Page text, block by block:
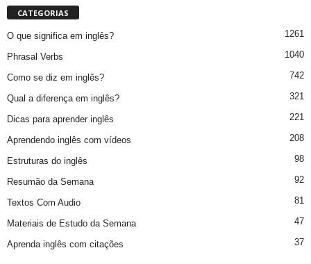
CATEGORIAS
O que significa em inglês? 1261
Phrasal Verbs 1040
Como se diz em inglês? 742
Qual a diferença em inglês? 321
Dicas para aprender inglês 221
Aprendendo inglês com vídeos 208
Estruturas do inglês 98
Resumão da Semana 92
Textos Com Audio 81
Materiais de Estudo da Semana 47
Aprenda inglês com citações 37